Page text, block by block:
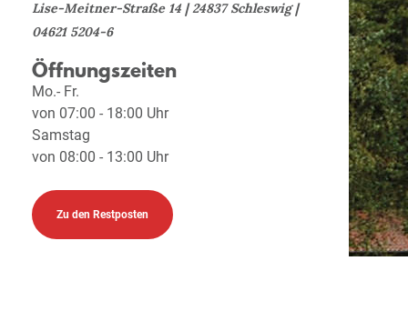
Lise-Meitner-Straße 14 | 24837 Schleswig |
04621 5204-6
Öffnungszeiten
Mo.- Fr.
von 07:00 - 18:00 Uhr
Samstag
von 08:00 - 13:00 Uhr
Zu den Restposten